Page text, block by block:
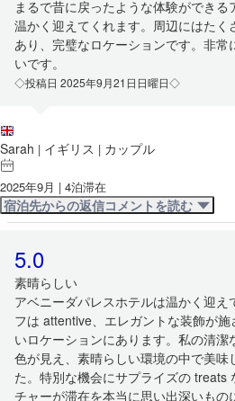
まるで昔に戻ったような体験ができる
温かく迎えてくれます。周辺にはた
あり、完璧なロケーションです。非常
いです。
◇投稿日 2025年9月21日日曜日◇
Sarah | イギリス | カップル
2025年9月 | 4泊滞在
宿泊先からの返信コメントを読む
5.0
素晴らしい
アベニーダパレスホテルは温かく迎え
フは attentive、エレガントな装飾が
いロケーションにあります。私の清
色が見え、素晴らしい環境の中で美味
た。特別な機会にサプライズの treats
チャーが滞在を本当に思い出深いもの